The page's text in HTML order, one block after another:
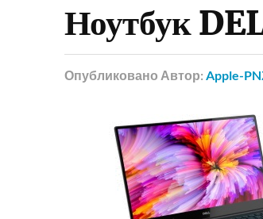
Ноутбук
Опубликовано Автор: Apple-